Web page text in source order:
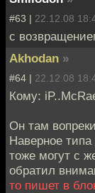
#63 | 22.12.08
с
Akhodan »
#64 | 22.12.08
Кому:
Он там
Наверное
тоже могут с
обратил
то пишет в